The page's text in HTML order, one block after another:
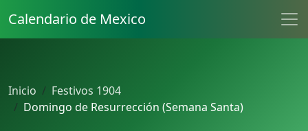
Calendario de Mexico
Inicio
Festivos 1904
Domingo de Resurrección (Semana Santa)